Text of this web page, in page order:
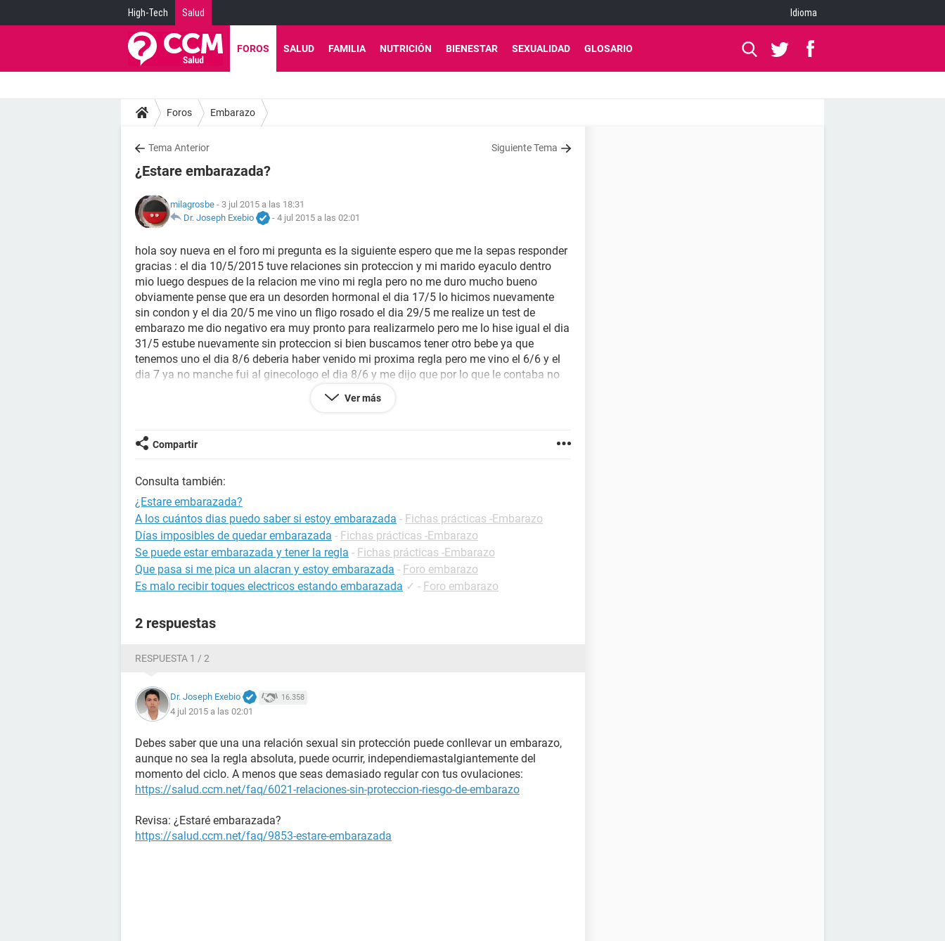
High-Tech Salud Idioma
FOROS SALUD FAMILIA NUTRICIÓN BIENESTAR SEXUALIDAD GLOSARIO
Foros Embarazo
Tema Anterior Siguiente Tema
¿Estare embarazada?
milagrosbe - 3 jul 2015 a las 18:31
Dr. Joseph Exebio
- 4 jul 2015 a las 02:01
hola soy nueva en el foro mi pregunta es la siguiente espero que me la sepas responder
gracias : el dia 10/5/2015 tuve relaciones sin proteccion y mi marido eyaculo dentro
mio luego despues de la relacion me vino mi regla pero no me duro mucho bueno
obviamente pense que era un desorden hormonal el dia 17/5 lo hicimos nuevamente
sin condon y el dia 20/5 me vino un fligo rosado el dia 29/5 me realize un test de
embarazo me dio negativo era muy pronto para realizarmelo pero me lo hise igual el dia
31/5 estube nuevamente sin proteccion si bien buscamos tener otro bebe ya que
tenemos uno el dia 8/6 deberia haber venido mi proxima regla pero me vino el 6/6 y el
dia 7 ya no manche fui al ginecologo el dia 8/6 y me dijo que por lo que le contaba no
primer embarazo me vino durante 4 meses obviamente sabia q estaba embarazada
durante 4 meses tube un embarazo super bien y ahora mi proxima regla deberia ser el
4/7 y me vino hoy 3/7 pero ya no mancho la toallita mi pregunta es que me podra estar
espere hasta que tenga un atrazo y me realize un test o me haga una ecografia haber
como andan los ovarios o si ver si estoy embarazada osea no me sacaron de dudas !
espero que se halla entendido mi pregunta y desde ya muchas gracias
Ver más
Compartir
Consulta también:
¿Estare embarazada?
A los cuántos dias puedo saber si estoy embarazada - Fichas prácticas -Embarazo
Días imposibles de quedar embarazada - Fichas prácticas -Embarazo
Se puede estar embarazada y tener la regla - Fichas prácticas -Embarazo
Que pasa si me pica un alacran y estoy embarazada - Foro embarazo
Es malo recibir toques electricos estando embarazada ✓ - Foro embarazo
2 respuestas
RESPUESTA 1 / 2
Dr. Joseph Exebio 16.358
4 jul 2015 a las 02:01
Debes saber que una una relación sexual sin protección puede conllevar un embarazo,
aunque no sea la regla absoluta, puede ocurrir, independiemastalgiantemente del
momento del ciclo. A menos que seas demasiado regular con tus ovulaciones:
https://salud.ccm.net/faq/6021-relaciones-sin-proteccion-riesgo-de-embarazo
Revisa: ¿Estaré embarazada?
https://salud.ccm.net/faq/9853-estare-embarazada